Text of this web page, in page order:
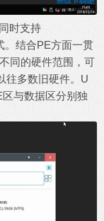
时支持
。结合PE方面一贯
同的硬件范围，可
往多数旧硬件。U
与数据区分别独